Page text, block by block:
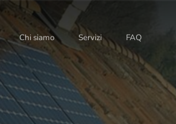
Chi siamo Servizi FAQ